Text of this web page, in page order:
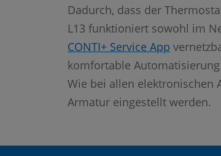
Dadurch, dass der
L13 funktioniert sowohl im
CONTI+ Service App
komfortable
Wie bei allen elektronischen
Armatur eingestellt werden.